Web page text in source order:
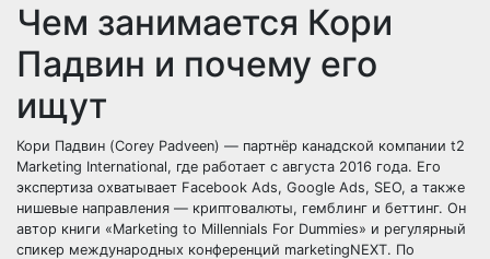
Чем занимается Кори
Падвин и почему его
ищут
Кори Падвин (Corey Padveen) — партнёр канадской компании t2
Marketing International, где работает с августа 2016 года. Его
экспертиза охватывает Facebook Ads, Google Ads, SEO, а также
нишевые направления — криптовалюты, гемблинг и беттинг. Он
автор книги «Marketing to Millennials For Dummies» и регулярный
спикер международных конференций marketingNEXT. По